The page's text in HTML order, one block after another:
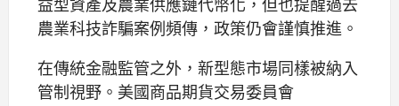
農業科技詐騙案例頻傳，政策仍會謹慎推進。
在傳統金融監管之外，新型態市場同樣被納入
管制視野。美國商品期貨交易委員會